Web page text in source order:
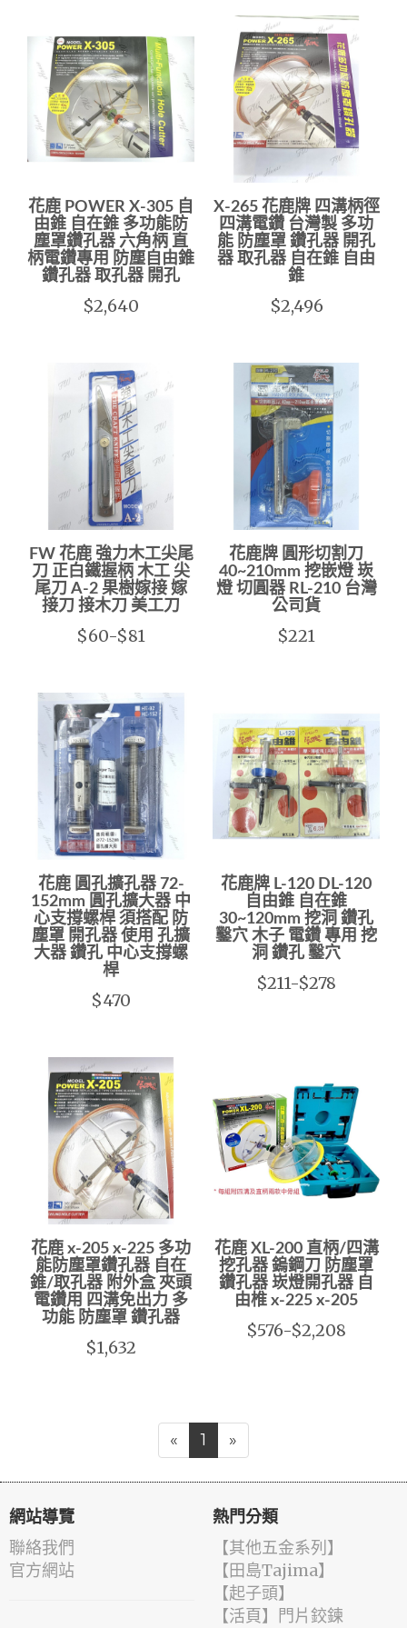
花鹿 POWER X-305 自
由錐 自在錐 多功能防
塵罩鑽孔器 六角柄 直
柄電鑽專用 防塵自由錐
鑽孔器 取孔器 開孔
$2,640
X-265 花鹿牌 四溝柄徑
四溝電鑽 台灣製 多功
能 防塵罩 鑽孔器 開孔
器 取孔器 自在錐 自由
錐
$2,496
FW 花鹿 強力木工尖尾
刀 正白鐵握柄 木工 尖
尾刀 A-2 果樹嫁接 嫁
接刀 接木刀 美工刀
$60-$81
花鹿牌 圓形切割刀
40~210mm 挖嵌燈 崁
燈 切圓器 RL-210 台灣
公司貨
$221
花鹿 圓孔擴孔器 72-
152mm 圓孔擴大器 中
心支撐螺桿 須搭配 防
塵罩 開孔器 使用 孔擴
大器 鑽孔 中心支撐螺
桿
$470
花鹿牌 L-120 DL-120
自由錐 自在錐
30~120mm 挖洞 鑽孔
鑿穴 木子 電鑽 專用 挖
洞 鑽孔 鑿穴
$211-$278
花鹿 x-205 x-225 多功
能防塵罩鑽孔器 自在
錐/取孔器 附外盒 夾頭
電鑽用 四溝免出力 多
功能 防塵罩 鑽孔器
$1,632
花鹿 XL-200 直柄/四溝
挖孔器 鎢鋼刀 防塵罩
鑽孔器 崁燈開孔器 自
由椎 x-225 x-205
$576-$2,208
« 1 »
網站導覽
聯絡我們
官方網站
熱門分類
【其他五金系列】
【田島Tajima】
【起子頭】
【活頁】門片鉸鍊